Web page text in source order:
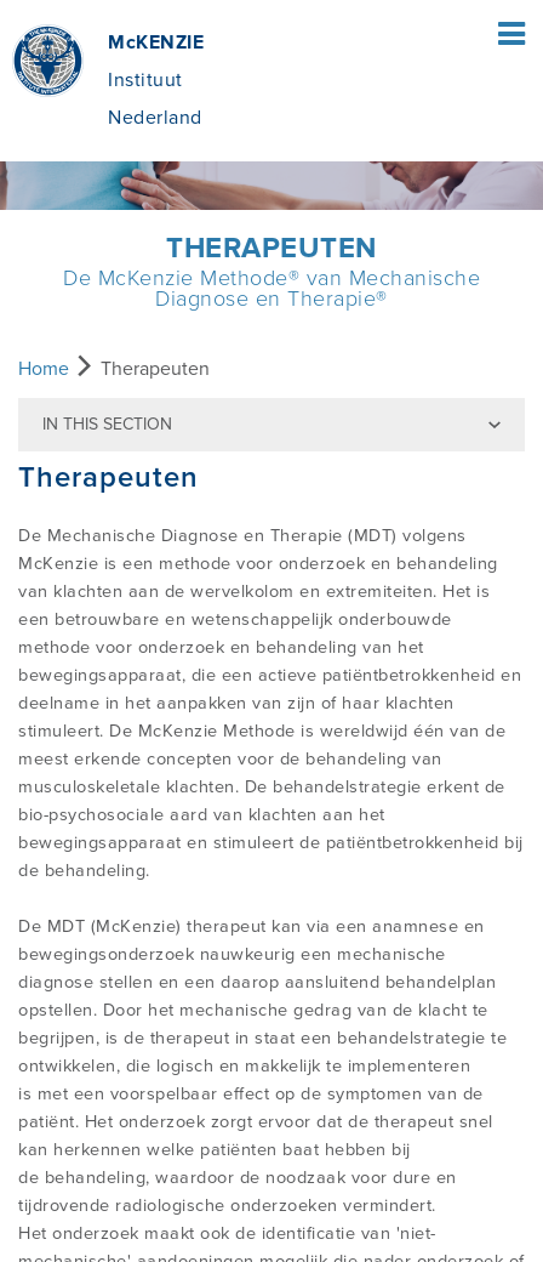
McKENZIE
Instituut
Nederland
HOME
PATIËNTEN
WAT IS DE MCKENZIE METHODE®?
IN?
IS DE METHODE VOOR MIJ GESCHIKT?
VIND EEN THERAPEUT
ZELFBEHANDELING
THERAPEUTEN
VOORDELEN VAN MDT
MISVATTINGEN
REGISTRATIE
ONDERZOEK EN BRONNEN
INFO VOOR VERWIJZERS
WIJZIGEN GEGEVENS ONLINE
REGISTER
VIND EEN CURSUS
INHOUD VAN DE CURSUSSEN
KOSTEN EN ACCREDITATIE
CURSUSSEN ALGEMENE INFORMATIE
WORDT EEN CREDENTIAL OF
INFO VOOR GEREGISTREERDEN
INTERNATIONAAL DIPLOMA
CONFERENTIES EN SYMPOSIA
OVER MCKENZIE NEDERLAND
OVER MCKENZIE INTERNATIONAL
PRIVACY STATEMENT MINL
KLACHTENREGELING MINL
NIEUWS
CONTACT
BIJKOMENDE CONTACTGEGEVENS
Login McKenzie Internationaal
THERAPEUTEN
De McKenzie Methode® van Mechanische
Diagnose en Therapie®
Home Therapeuten
IN THIS SECTION
Therapeuten
De Mechanische Diagnose en Therapie (MDT) volgens
McKenzie is een methode voor onderzoek en behandeling
van klachten aan de wervelkolom en extremiteiten. Het is
een betrouwbare en wetenschappelijk onderbouwde
methode voor onderzoek en behandeling van het
bewegingsapparaat, die een actieve patiëntbetrokkenheid en
deelname in het aanpakken van zijn of haar klachten
stimuleert. De McKenzie Methode is wereldwijd één van de
meest erkende concepten voor de behandeling van
musculoskeletale klachten. De behandelstrategie erkent de
bio-psychosociale aard van klachten aan het
bewegingsapparaat en stimuleert de patiëntbetrokkenheid bij
de behandeling.
De MDT (McKenzie) therapeut kan via een anamnese en
bewegingsonderzoek nauwkeurig een mechanische
diagnose stellen en een daarop aansluitend behandelplan
opstellen. Door het mechanische gedrag van de klacht te
begrijpen, is de therapeut in staat een behandelstrategie te
ontwikkelen, die logisch en makkelijk te implementeren
is met een voorspelbaar effect op de symptomen van de
patiënt. Het onderzoek zorgt ervoor dat de therapeut snel
kan herkennen welke patiënten baat hebben bij
de behandeling, waardoor de noodzaak voor dure en
tijdrovende radiologische onderzoeken vermindert.
Het onderzoek maakt ook de identificatie van 'niet-